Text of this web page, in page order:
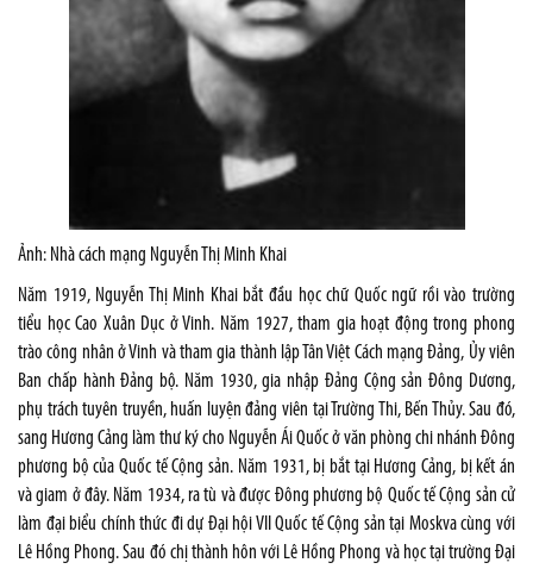
Ảnh: Nhà cách mạng Nguyễn Thị Minh Khai
Năm 1919, Nguyễn Thị Minh Khai bắt đầu họcchữ Quốc ngữ rồi vào trường
tiểu học Cao Xuân Dục ởVinh. Năm 1927, tham gia hoạt động trong phong
trào công nhân ở Vinh và tham gia thành lậpTân Việt Cách mạng Đảng, Ủy viên
Ban chấp hành Đảng bộ. Năm 1930, gia nhập Đảng Cộng sản Đông Dương,
phụ trách tuyên truyền, huấn luyện đảng viên tại Trường Thi, Bến Thủy. Sau đó,
sang Hương Cảng làm thư ký cho Nguyễn Ái Quốcở văn phòng chi nhánh Đông
phương bộ củaQuốc tế Cộng sản. Năm 1931 , bị bắt tại Hương Cảng, bị kết án
và giam ở đây. Năm 1934, ra tù và được Đông phương bộ Quốc tế Cộng sản cử
làm đại biểu chính thức đi dự Đại hội VII Quốc tế Cộng sản tại Moskvacùng với
Lê Hồng Phong. Sau đó chị thành hôn với Lê Hồng Phong và học tại trường Đại